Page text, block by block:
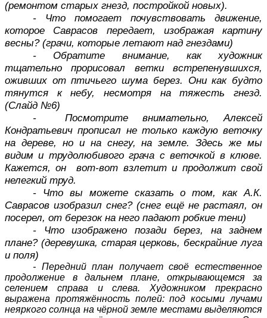
(ремонтом старых гнезд, постройкой новых).
- Что помогает почувствовать движение,
которое Саврасов передает, изображая картину
весны? (грачи, которые летают над гнездами)
- Обратите внимание, как художник
тщательно прорисовал ветки встрепенувшихся,
оживших от птичьего шума берез. Они как будто
тянутся к небу, несмотря на тяжесть гнезд.
(Слайд №6)
- Посмотрите внимательно, Алексей
Кондратьевич прописал не только каждую веточку
на дереве, но и на снегу, на земле. Здесь же мы
видим и трудолюбивого грача с веточкой в клюве.
Кажется, он вот-вот взлетит и продолжит свой
нелегкий труд.
- Что вы можете сказать о том, как А.К.
Саврасов изобразил снег? (снег ещё не растаял, он
посерел, от березок на него падают робкие тени)
- Что изображено позади берез, на заднем
плане? (деревушка, старая церковь, бескрайние луга
и поля)
- Передний план получает своё естественное
продолжение в дальнем плане, открывающемся за
селением справа и слева. Художником прекрасно
выражена протяжённость полей: под косыми лучами
неяркого солнца на чёрной земле местами выделяются